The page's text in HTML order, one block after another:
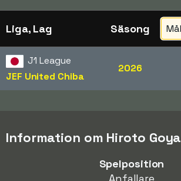
Liga, Lag Säsong
J1 League
JEF United Chiba
2026
Information om Hiroto Goya
Spelposition